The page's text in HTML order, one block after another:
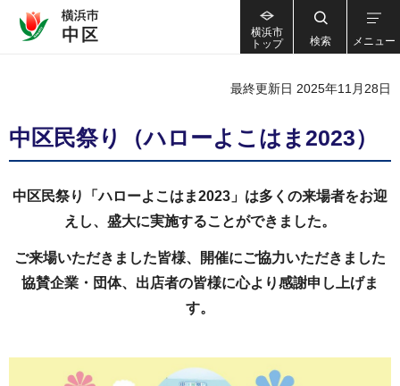
横浜市
トップ
検索 メニュー
最終更新日 2025年11月28日
中区民祭り（ハローよこはま2023）
中区民祭り「ハローよこはま2023」は多くの来場者をお迎
えし、盛大に実施することができました。
ご来場いただきました皆様、開催にご協力いただきました
協賛企業・団体、出店者の皆様に心より感謝申し上げま
す。